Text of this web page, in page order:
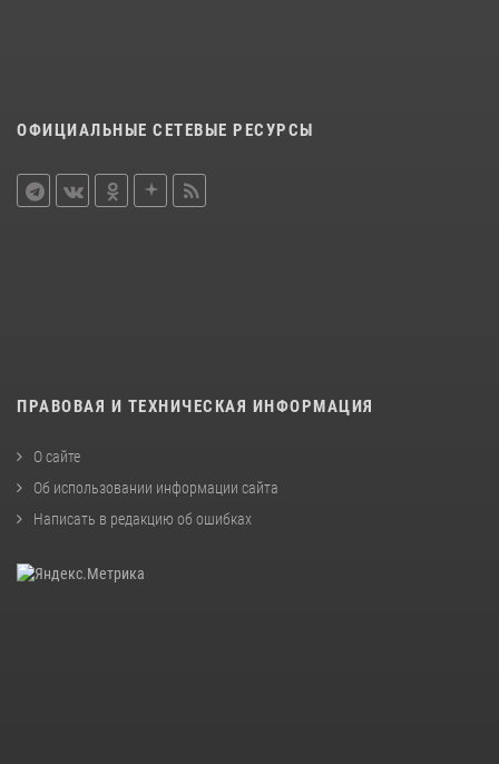
ОФИЦИАЛЬНЫЕ СЕТЕВЫЕ РЕСУРСЫ
ПРАВОВАЯ И ТЕХНИЧЕСКАЯ ИНФОРМАЦИЯ
О сайте
Об использовании информации сайта
Написать в редакцию об ошибках